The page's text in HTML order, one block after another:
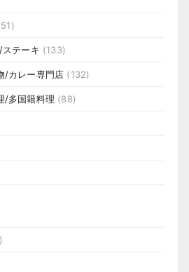
テーキ (133)
/カレー専門店 (132)
/多国籍料理 (88)